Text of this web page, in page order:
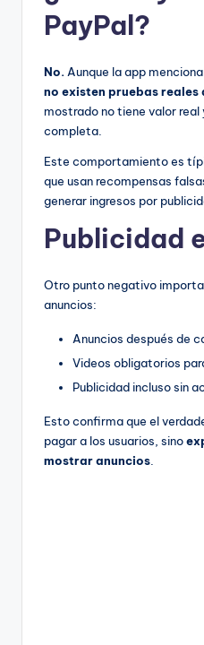
PayPal?
No. Aunque la app
no existen pruebas reales
mostrado no tiene valor real
completa.
Este comportamiento es
que usan recompensas
generar ingresos por
Publicidad
Otro punto negativo
anuncios:
Anuncios después de
Videos obligatorios
Publicidad incluso sin
Esto confirma que el
pagar a los usuarios, sino
mostrar anuncios